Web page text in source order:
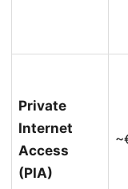
Private
Internet
Access
(PIA)